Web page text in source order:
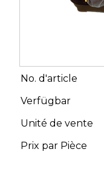
No. d'article
Verfügbar
Unité de vente
Prix par Pièce